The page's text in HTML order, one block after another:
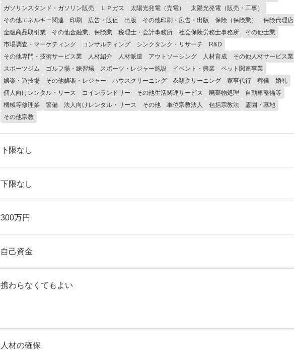
ガソリンスタンド・ガソリン販売
ＬＰガス 太陽光発電（売電）
太陽光発電（販売・工事）
その他エネルギー関連
印刷 広告・販促 出版 その他印刷・広告・出版 保険（保険業）
保険代理店
金融商品取引業
その他金融業、保険業 税理士・会計事務所 社会保険労務士事務所
その他士業
市場調査・マーケティング
コンサルティング シンクタンク・リサーチ
R&D
その他専門・技術サービス業
人材紹介 人材派遣 アウトソーシング 人材育成
その他人材サービス業
スポーツジム
ゴルフ場・練習場 スポーツ・レジャー施設 イベント・興業
ペット関連事業
娯楽・遊技場
その他娯楽・レジャー ハウスクリーニング 衣類クリーニング 家事代行 葬儀
婚礼
個人向けレンタル・リース
コインランドリー その他生活関連サービス 廃棄物処理
自動車整備等
機械等修理業
警備 法人向けレンタル・リース その他 単位宗教法人 包括宗教法
霊園・墓地
その他宗教
下限なし
下限なし
300万円
自己資金
携わらなくてもよい
人材の確保